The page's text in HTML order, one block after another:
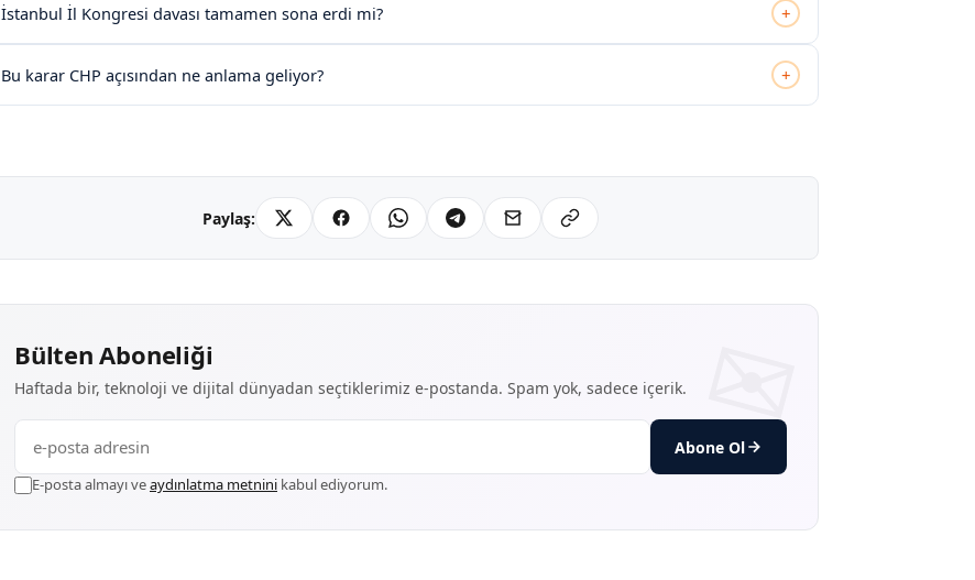
İstanbul İl Kongresi davası tamamen sona erdi mi? +
Bu karar CHP açısından ne anlama geliyor? +
Paylaş:
Bülten Aboneliği
Haftada bir, teknoloji ve dijital dünyadan seçtiklerimiz e-postanda. Spam yok, sadece içerik.
Abone Ol
E-posta almayı veaydınlatma metnini kabul ediyorum.